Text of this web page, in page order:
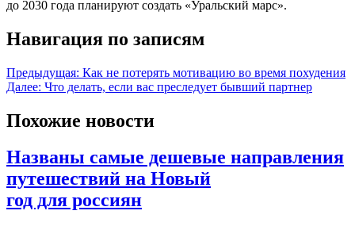
до 2030 года планируют создать «Уральский марс».
Навигация по записям
Предыдущая: Как не потерять мотивацию во время похудения
Далее: Что делать, если вас преследует бывший партнер
Похожие новости
Названы самые дешевые направления
путешествий на Новый
год для россиян